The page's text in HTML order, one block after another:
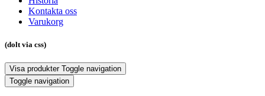
Kontakta oss
Varukorg
(dolt via css)
Visa produkter Toggle navigation
Toggle navigation